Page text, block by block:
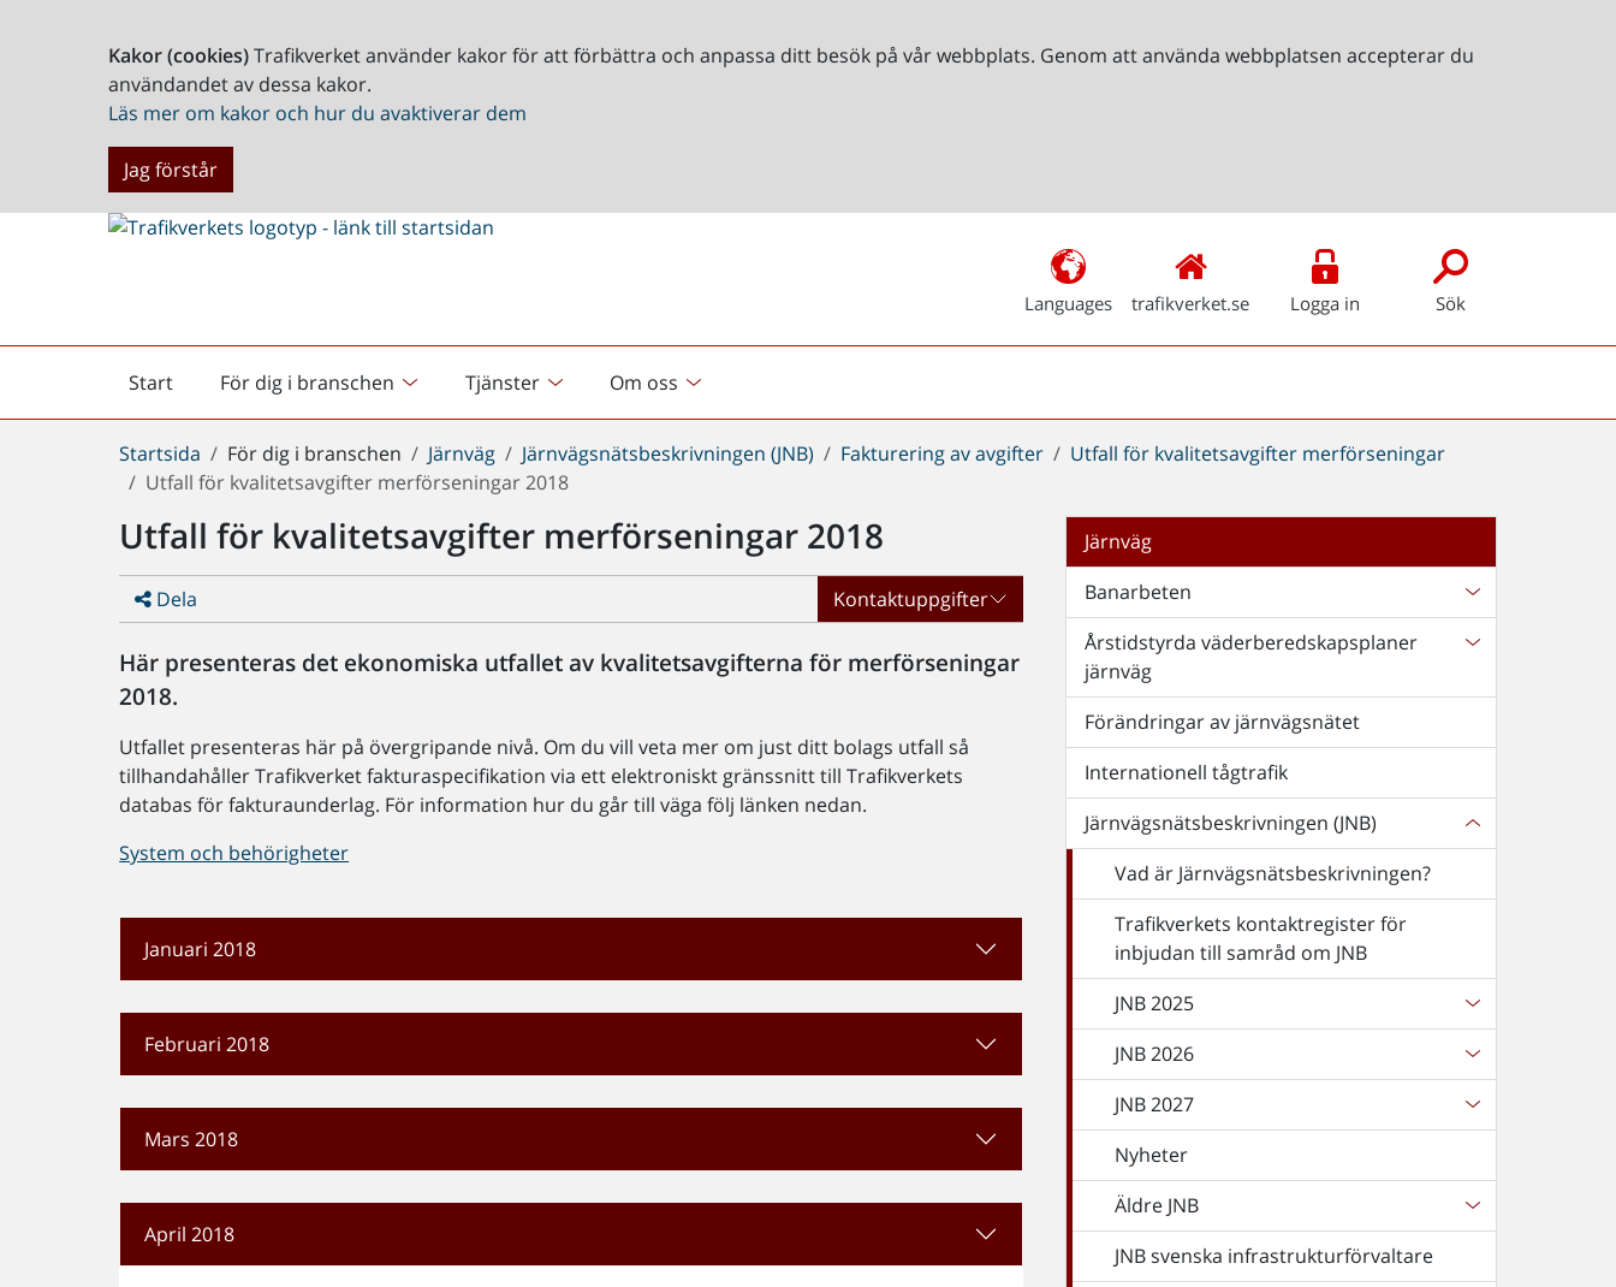
Kakor (cookies)Trafikverket använder kakor för att förbättra och anpassa ditt besök på vår webbplats. Genom att använda webbplatsen accepterar du
användandet av dessa kakor.
Läs mer om kakor och hur du avaktiverar dem
Jag förstår
Languages trafikverket.se Logga in Sök
Start
Startsida För dig i branschen Tjänster Om oss
Du
är
Startsida För dig i branschen Järnväg Järnvägsnätsbeskrivningen (JNB) Fakturering av avgifter
Utfall för kvalitetsavgifter merförseningar
Utfall för kvalitetsavgifter merförseningar 2018
Utfall för kvalitetsavgifter merförseningar 2018
Dela Kontaktuppgifter
Här presenteras det ekonomiska utfallet av kvalitetsavgifterna för merförseningar
2018.
Utfallet presenteras här på övergripande nivå. Om du vill veta mer om just ditt bolags utfall så
tillhandahåller Trafikverket fakturaspecifikation via ett elektroniskt gränssnitt till Trafikverkets
databas för fakturaunderlag. För information hur du går till väga följ länken nedan.
System och behörigheter
Januari 2018
Februari 2018
Mars 2018
April 2018
Järnväg
Banarbeten
Årstidstyrda väderberedskapsplaner
järnväg
Förändringar av järnvägsnätet
Internationell tågtrafik
Järnvägsnätsbeskrivningen (JNB)
Vad är Järnvägsnätsbeskrivningen?
Trafikverkets kontaktregister för
inbjudan till samråd om JNB
JNB 2025
JNB 2026
JNB 2027
Nyheter
Äldre JNB
JNB svenska infrastrukturförvaltare